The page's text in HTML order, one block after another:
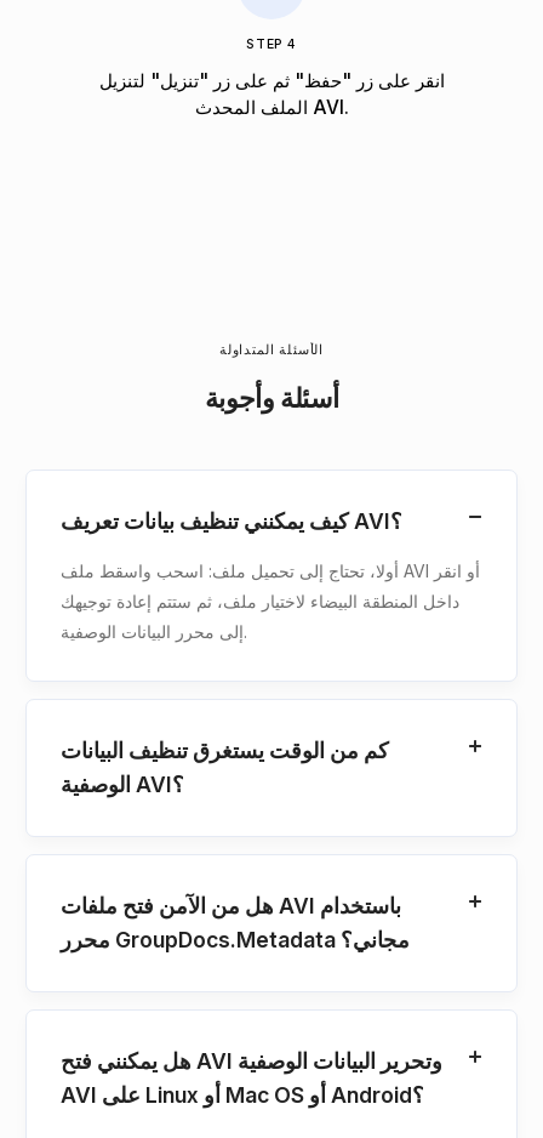
STEP 4
انقر على زر "حفظ" ثم على زر "تنزيل" لتنزيل
الملف المحدث AVI.
الأسئلة المتداولة
أسئلة وأجوبة
كيف يمكنني تنظيف بيانات تعريف AVI؟
أولا، تحتاج إلى تحميل ملف: اسحب واسقط ملف AVI أو انقر
داخل المنطقة البيضاء لاختيار ملف، ثم ستتم إعادة توجيهك
إلى محرر البيانات الوصفية.
كم من الوقت يستغرق تنظيف البيانات
الوصفية AVI؟
هل من الآمن فتح ملفات AVI باستخدام
محرر GroupDocs.Metadata مجاني؟
هل يمكنني فتح AVI وتحرير البيانات الوصفية
AVI على Linux أو Mac OS أو Android؟